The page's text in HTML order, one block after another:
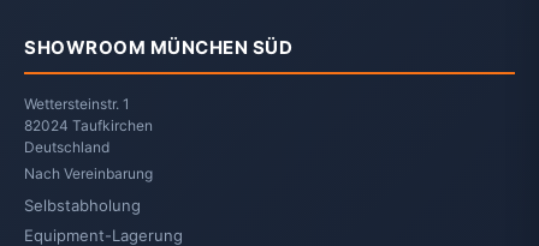
SHOWROOM MÜNCHEN SÜD
Wettersteinstr. 1
82024 Taufkirchen
Deutschland
Nach Vereinbarung
Selbstabholung
Equipment-Lagerung